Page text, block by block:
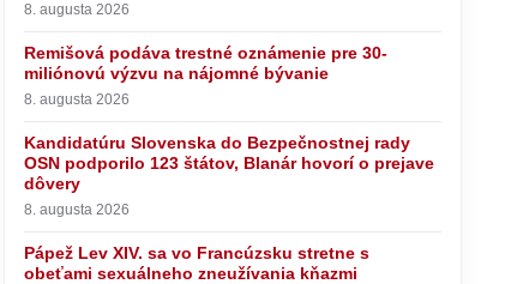
Pápež Lev XIV. sa vo Francúzsku
stretne s obeťami sexuálneho
8. augusta 2026
Remišová podáva trestné oznámenie pre 30-
miliónovú výzvu na nájomné bývanie
8. augusta 2026
Kandidatúru Slovenska do Bezpečnostnej rady
OSN podporilo 123 štátov, Blanár hovorí o prejave
dôvery
8. augusta 2026
Pápež Lev XIV. sa vo Francúzsku stretne s
obeťami sexuálneho zneužívania kňazmi